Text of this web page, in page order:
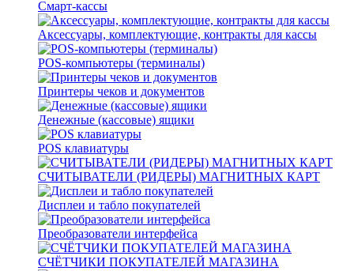
Смарт-кассы
Аксессуары, комплектующие, контракты для кассы
POS-компьютеры (терминалы)
Принтеры чеков и документов
Денежные (кассовые) ящики
POS клавиатуры
СЧИТЫВАТЕЛИ (РИДЕРЫ) МАГНИТНЫХ КАРТ
Дисплеи и табло покупателей
Преобразователи интерфейса
СЧЁТЧИКИ ПОКУПАТЕЛЕЙ МАГАЗИНА